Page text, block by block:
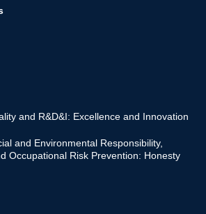
and R&D&I: Excellence and Innovation
and Environmental Responsibility,
Occupational Risk Prevention: Honesty